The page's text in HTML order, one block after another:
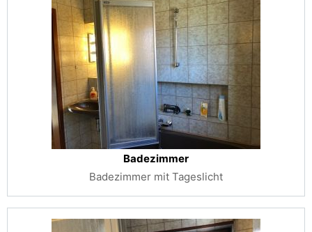
Badezimmer
Badezimmer mit Tageslicht